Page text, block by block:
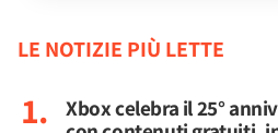
LE NOTIZIE PIÙ LETTE
Xbox celebra il 25°